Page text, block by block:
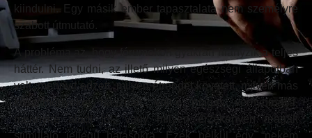
kiindulni. Egy másik ember tapasztalata nem személyre
szabott útmutató.
A probléma az, hogy fórumokon gyakran hiányzik a teljes
háttér. Nem tudni, az illető milyen egészségi állapotban
volt, mennyit edzett, milyen étrendet követett, milyen más
készítményeket használt, volt-e magas vérnyomása,
mennyire aludt jól, vagy milyen érzékenyen reagált
stimuláló jellegű hatásokra. Ezek nélkül egy “nekem